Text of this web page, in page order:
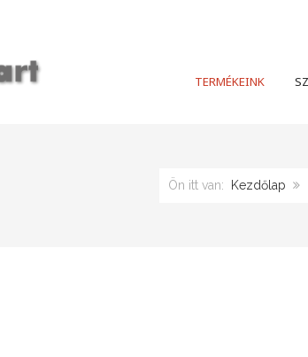
TERMÉKEINK
Ön itt van: Kezdőlap